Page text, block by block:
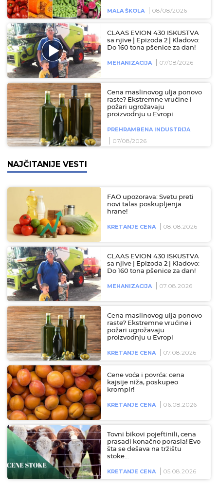
MALA ŠKOLA 08/08/2026
CLAAS EVION 430 ISKUSTVA
sa njive | Epizoda 2 | Kladovo:
Do 160 tona pšenice za dan!
MEHANIZACIJA 07/08/2026
Cena maslinovog ulja ponovo
raste? Ekstremne vrućine i
požari ugrožavaju
proizvodnju u Evropi
PREHRAMBENA INDUSTRIJA
07/08/2026
NAJČITANIJE VESTI
FAO upozorava: Svetu preti
novi talas poskupljenja
hrane!
KRETANJE CENA 08.08.2026
CLAAS EVION 430 ISKUSTVA
sa njive | Epizoda 2 | Kladovo:
Do 160 tona pšenice za dan!
MEHANIZACIJA 07.08.2026
Cena maslinovog ulja ponovo
raste? Ekstremne vrućine i
požari ugrožavaju
proizvodnju u Evropi
KRETANJE CENA 07.08.2026
Cene voća i povrća: cena
kajsije niža, poskupeo
krompir!
KRETANJE CENA 06.08.2026
Tovni bikovi pojeftinili, cena
prasadi konačno porasla! Evo
šta se dešava na tržištu
stoke…
KRETANJE CENA 05.08.2026